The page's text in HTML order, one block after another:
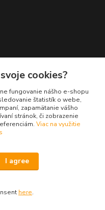
24/7
cookies?
fungovanie nášho e-shopu
štatistík o webe,
zapamätanie vášho
stránok, či zobrazenie
Viac na využitie
I agree
here.